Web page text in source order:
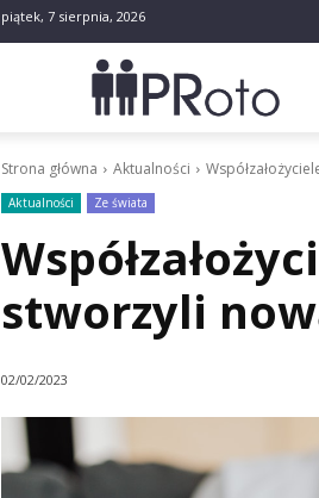
piątek, 7 sierpnia, 2026
Strona główna Aktualności
Aktualności Ze świata
stworzyli
02/02/2023